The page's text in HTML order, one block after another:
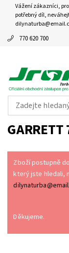
Vážení zákazníci,
potřebný díl,
770 620 700
Zboží postupně
který jste hledali,
Děkujeme.